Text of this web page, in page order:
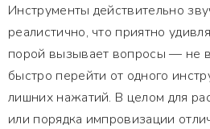
Инструменты действительно
реалистично, что приятно
порой вызывает вопросы — не
быстро перейти от одного
лишних нажатий. В целом для
или порядка импровизации